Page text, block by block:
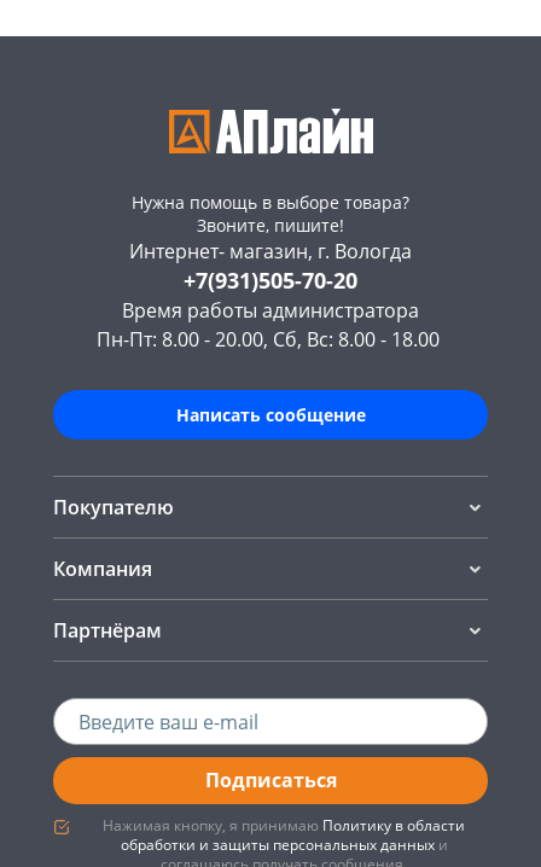
Нужна помощь в выборе товара?
Звоните, пишите!
Интернет- магазин, г. Вологда
+7(931)505-70-20
Время работы администратора
Пн-Пт: 8.00 - 20.00, Сб, Вс: 8.00 - 18.00
Написать сообщение
Покупателю
Компания
Партнёрам
Подписаться
Нажимая кнопку, я принимаю Политику в области
обработки и защиты персональных данныхи